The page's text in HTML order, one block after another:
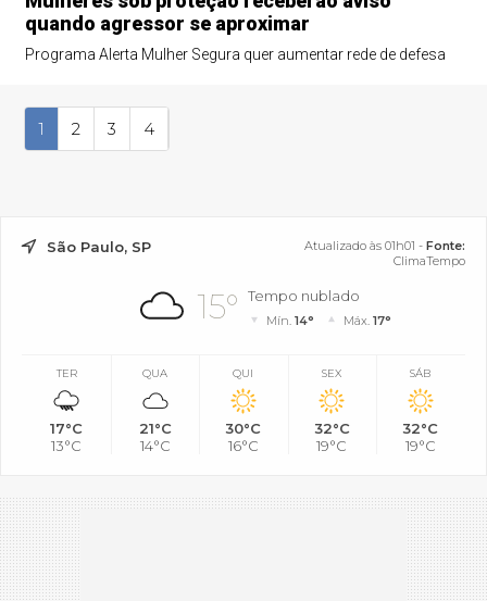
quando agressor se aproximar
Programa Alerta Mulher Segura quer aumentar rede de defesa
1 2 3 4
São Paulo, SP Atualizado às 01h01 - Fonte:
ClimaTempo
15° Tempo nublado
Mín.14° Máx.17°
TER
17°C
13°C
QUA
21°C
14°C
QUI
30°C
16°C
SEX
32°C
19°C
SÁB
32°C
19°C